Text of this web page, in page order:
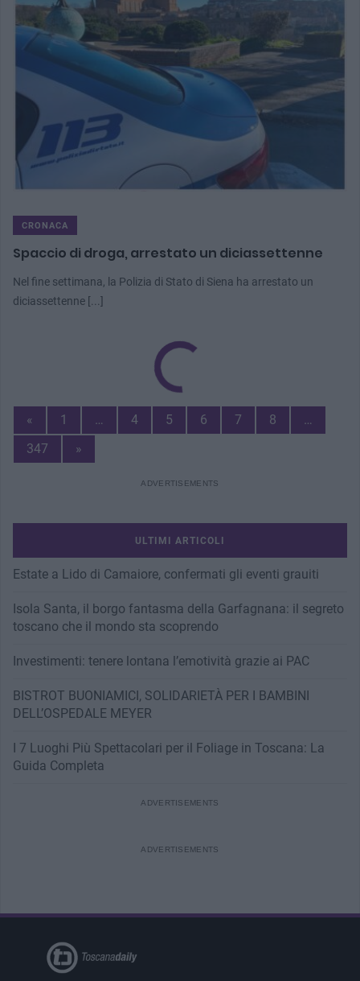
CRONACA
Spaccio di droga, arrestato un diciassettenne
Nel fine settimana, la Polizia di Stato di Siena ha arrestato un
diciassettenne [...]
« Previous
Page
1 … 4 5 6 7 8
…
347
Next
»
ULTIMI ARTICOLI
Estate a Lido di Camaiore, confermati gli eventi grauiti
Isola Santa, il borgo fantasma della Garfagnana: il segreto
toscano che il mondo sta scoprendo
Investimenti: tenere lontana l’emotività grazie ai PAC
BISTROT BUONIAMICI, SOLIDARIETÀ PER I BAMBINI
DELL’OSPEDALE MEYER
I 7 Luoghi Più Spettacolari per il Foliage in Toscana: La
Guida Completa